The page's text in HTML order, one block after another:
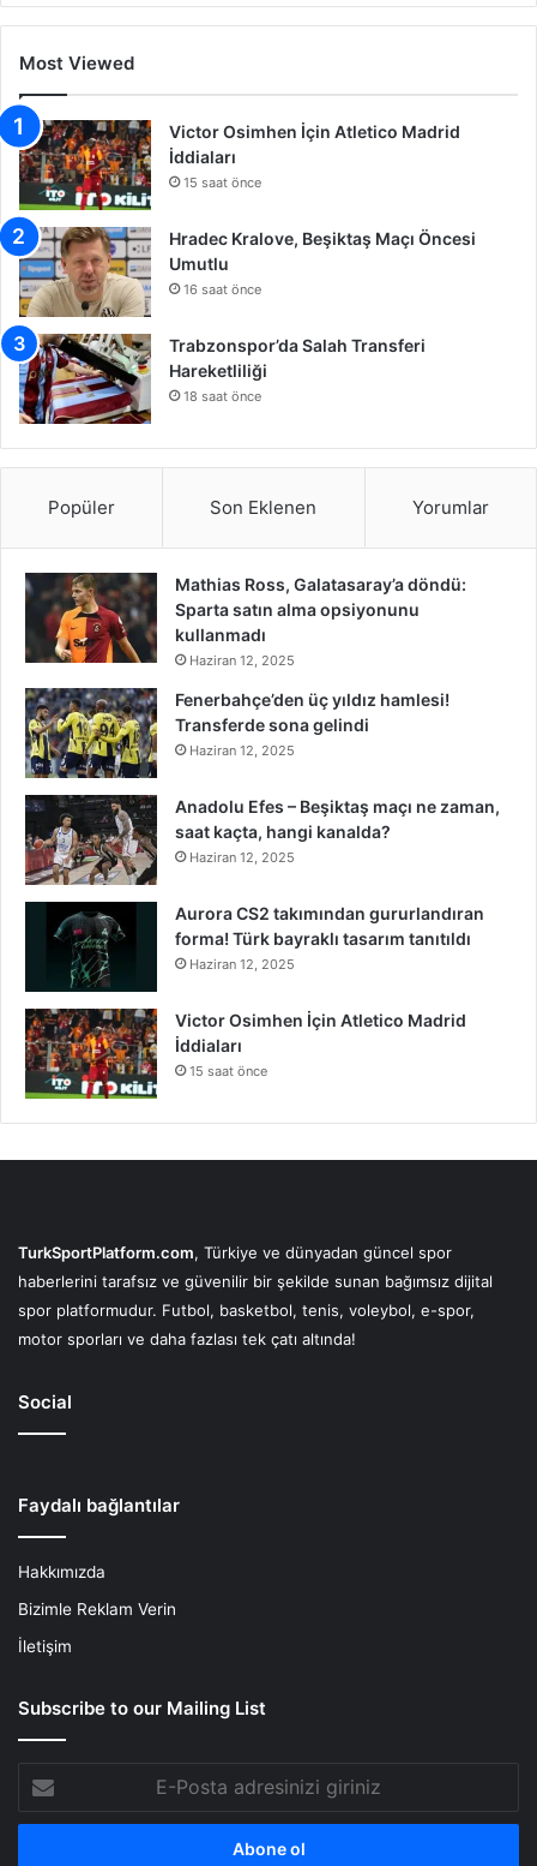
Most Viewed
Victor Osimhen İçin Atletico Madrid
İddiaları
15 saat önce
Hradec Kralove, Beşiktaş Maçı Öncesi
Umutlu
16 saat önce
Trabzonspor’da Salah Transferi
Hareketliliği
18 saat önce
Popüler Son Eklenen Yorumlar
Mathias Ross, Galatasaray’a döndü:
Sparta satın alma opsiyonunu
kullanmadı
Haziran 12, 2025
Fenerbahçe’den üç yıldız hamlesi!
Transferde sona gelindi
Haziran 12, 2025
Anadolu Efes – Beşiktaş maçı ne zaman,
saat kaçta, hangi kanalda?
Haziran 12, 2025
Aurora CS2 takımından gururlandıran
forma! Türk bayraklı tasarım tanıtıldı
Haziran 12, 2025
Victor Osimhen İçin Atletico Madrid
İddiaları
15 saat önce
TurkSportPlatform.com, Türkiye ve dünyadan güncel spor
haberlerini tarafsız ve güvenilir bir şekilde sunan bağımsız dijital
spor platformudur. Futbol, basketbol, tenis, voleybol, e-spor,
motor sporları ve daha fazlası tek çatı altında!
Social
Faydalı bağlantılar
Hakkımızda
Bizimle Reklam Verin
İletişim
Subscribe to our Mailing List
Posta
adresinizi